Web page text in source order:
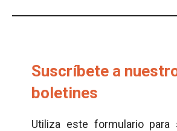
Suscríbete a
boletines
Utiliza este formulario para